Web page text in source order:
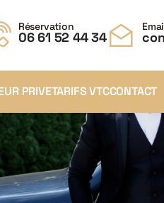
Réservation
06 61 52 44 34
PRIVETARIFS VTCCONTACT